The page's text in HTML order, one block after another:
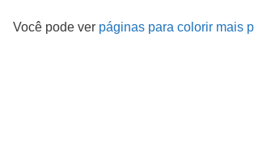
Você pode ver páginas para colorir mais